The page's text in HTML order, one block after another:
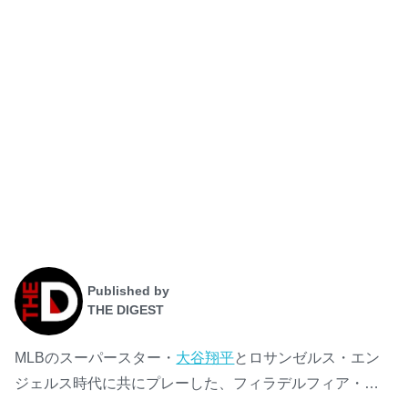
Published by
THE DIGEST
MLBのスーパースター・ 大谷翔平とロサンゼルス・エン
ジェルス時代に共にプレーした、フィラデルフィア・…